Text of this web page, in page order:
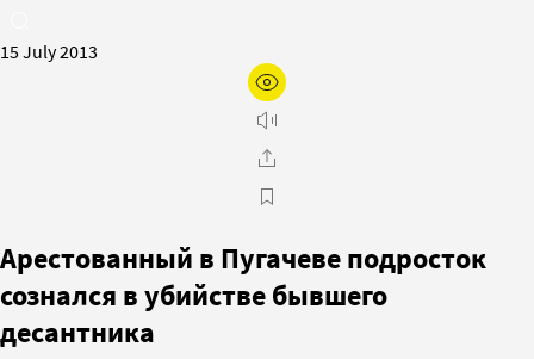
15 July 2013
Арестованный в Пугачеве подросток
сознался в убийстве бывшего
десантника